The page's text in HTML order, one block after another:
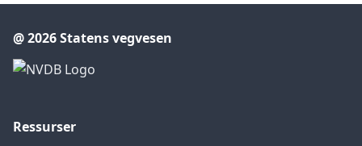
@ 2026 Statens vegvesen
Ressurser